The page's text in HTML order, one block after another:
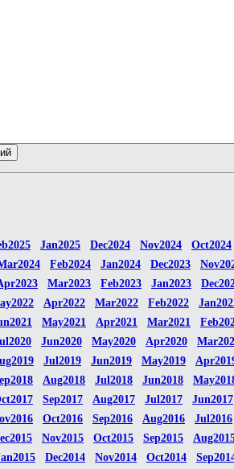
Jan2025 Dec2024 Nov2024
Oct2024
Feb2024 Jan2024 Dec2023
Mar2023 Feb2023 Jan2023
Apr2022 Mar2022 Feb2022
May2021 Apr2021 Mar2021
Jun2020 May2020 Apr2020
Jul2019 Jun2019 May2019
Aug2018 Jul2018 Jun2018
Sep2017 Aug2017 Jul2017
Jun2017
Oct2016 Sep2016 Aug2016
Jul2016
Nov2015 Oct2015 Sep2015
Dec2014 Nov2014 Oct2014